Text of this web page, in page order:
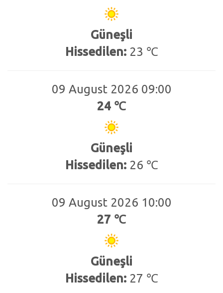
Güneşli
Hissedilen:23 ℃
09 August 2026 09:00
24 ℃
Güneşli
Hissedilen:26 ℃
09 August 2026 10:00
27 ℃
Güneşli
Hissedilen:27 ℃